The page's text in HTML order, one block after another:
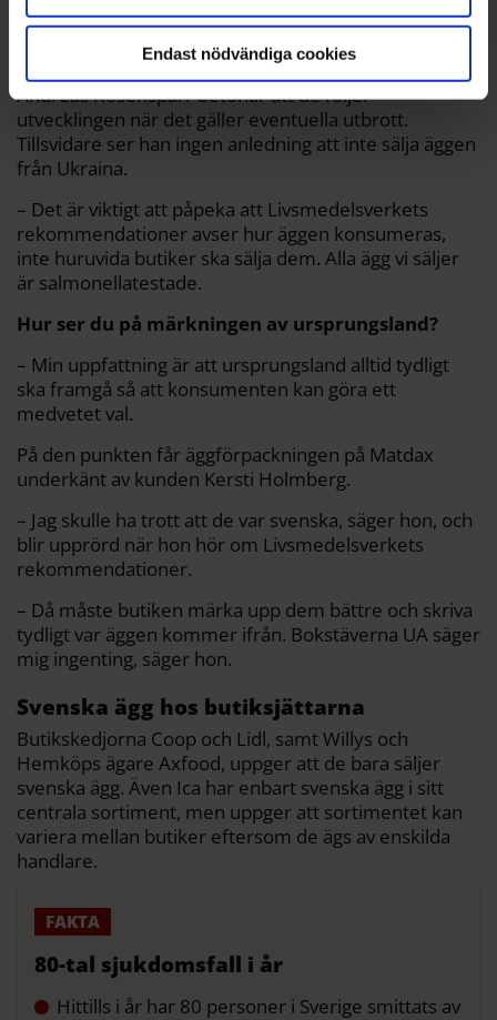
Endast nödvändiga cookies
Kundkritiken: ”Måste märka upp dem
Andreas Rosensparr betonar att de följer
utvecklingen när det gäller eventuella utbrott.
Tillsvidare ser han ingen anledning att inte sälja äggen
från Ukraina.
– Det är viktigt att påpeka att Livsmedelsverkets
rekommendationer avser hur äggen konsumeras,
inte huruvida butiker ska sälja dem. Alla ägg vi säljer
är salmonellatestade.
Hur ser du på märkningen av ursprungsland?
– Min uppfattning är att ursprungsland alltid tydligt
ska framgå så att konsumenten kan göra ett
medvetet val.
På den punkten får äggförpackningen på Matdax
underkänt av kunden Kersti Holmberg.
– Jag skulle ha trott att de var svenska, säger hon, och
blir upprörd när hon hör om Livsmedelsverkets
rekommendationer.
– Då måste butiken märka upp dem bättre och skriva
tydligt var äggen kommer ifrån. Bokstäverna UA säger
mig ingenting, säger hon.
Svenska ägg hos butiksjättarna
Butikskedjorna Coop och Lidl, samt Willys och
Hemköps ägare Axfood, uppger att de bara säljer
svenska ägg. Även Ica har enbart svenska ägg i sitt
centrala sortiment, men uppger att sortimentet kan
variera mellan butiker eftersom de ägs av enskilda
handlare.
80-tal sjukdomsfall i år
Hittills i år har 80 personer i Sverige smittats av